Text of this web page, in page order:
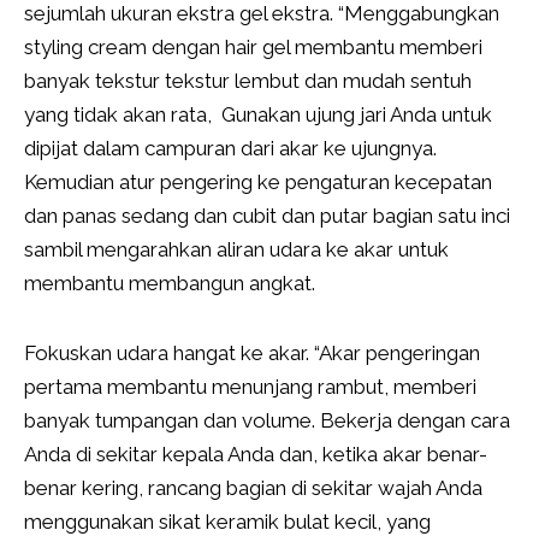
sejumlah ukuran ekstra gel ekstra. “Menggabungkan
styling cream dengan hair gel membantu memberi
banyak tekstur tekstur lembut dan mudah sentuh
yang tidak akan rata, Gunakan ujung jari Anda untuk
dipijat dalam campuran dari akar ke ujungnya.
Kemudian atur pengering ke pengaturan kecepatan
dan panas sedang dan cubit dan putar bagian satu inci
sambil mengarahkan aliran udara ke akar untuk
membantu membangun angkat.
Fokuskan udara hangat ke akar. “Akar pengeringan
pertama membantu menunjang rambut, memberi
banyak tumpangan dan volume. Bekerja dengan cara
Anda di sekitar kepala Anda dan, ketika akar benar-
benar kering, rancang bagian di sekitar wajah Anda
menggunakan sikat keramik bulat kecil, yang